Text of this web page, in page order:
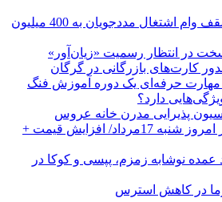
ضرورت افزایش سقف وام اشتغال مددجویان به 400 میلیون
در انتظار رسمیت «زیان‌آور»
مهارت حرفه‌ای یک دوره آموزش فنگ
دارد؟
پذیرایی مدرن خانه عروس
قیمت طلای 18عیار امروز شنبه 17مرداد/ افزایش قیمت +
عمده نوشابه زمزم، پپسی و کوکا در
در کاهش استرس